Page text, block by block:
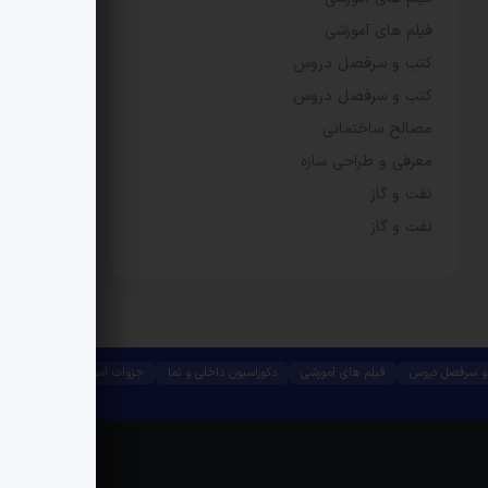
فیلم های آموزشی
کتب و سرفصل دروس
کتب و سرفصل دروس
مصالح ساختمانی
معرفی و طراحی سازه
نفت و گاز
نفت و گاز
سرفصل دروس فیلم های آموزشی دکوراسیون داخلی و نما
جزوات آموزشی